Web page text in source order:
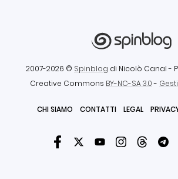
2007-2026 © Spinblog di Nicolò Canal -
Creative Commons BY-NC-SA 3.0-
CHI SIAMO CONTATTI LEGAL